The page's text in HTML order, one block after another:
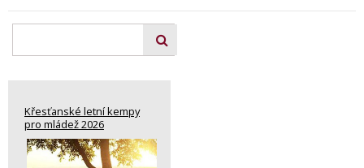
Křesťanské letní kempy
pro mládež 2026